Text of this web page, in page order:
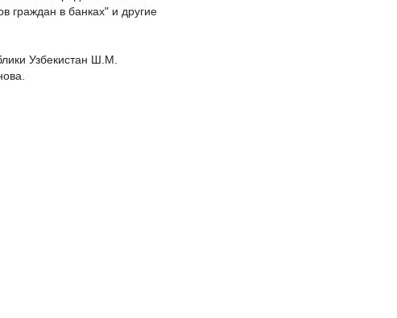
граждан в банках" и другие
Узбекистан Ш.М.